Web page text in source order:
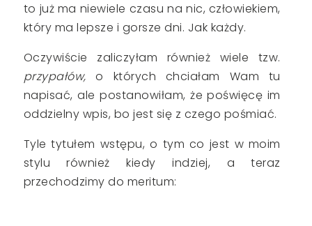
to już ma niewiele czasu na nic, człowiekiem,
który ma lepsze i gorsze dni. Jak każdy.
Oczywiście zaliczyłam również wiele tzw.
przypałów,o których chciałam Wam tu
napisać, ale postanowiłam, że poświęcę im
oddzielny wpis, bo jest się z czego pośmiać.
Tyle tytułem wstępu, o tym co jest w moim
stylu również kiedy indziej, a teraz
przechodzimy do meritum: